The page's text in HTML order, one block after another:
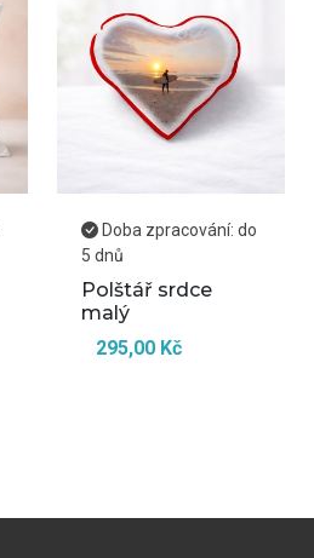
Doba zpracování: do
5 dnů
Polštář srdce
malý
295,00 Kč